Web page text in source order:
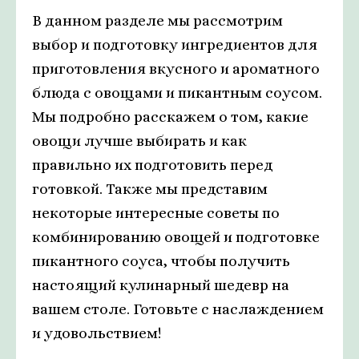
В данном разделе мы рассмотрим
выбор и подготовку ингредиентов для
приготовления вкусного и ароматного
блюда с овощами и пикантным соусом.
Мы подробно расскажем о том, какие
овощи лучше выбирать и как
правильно их подготовить перед
готовкой. Также мы представим
некоторые интересные советы по
комбинированию овощей и подготовке
пикантного соуса, чтобы получить
настоящий кулинарный шедевр на
вашем столе. Готовьте с наслаждением
и удовольствием!